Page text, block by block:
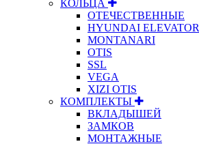
КОЛЬЦА
ОТЕЧЕСТВЕННЫЕ
HYUNDAI ELEVATOR
MONTANARI
OTIS
SSL
VEGA
XIZI OTIS
КОМПЛЕКТЫ
ВКЛАДЫШЕЙ
ЗАМКОВ
МОНТАЖНЫЕ